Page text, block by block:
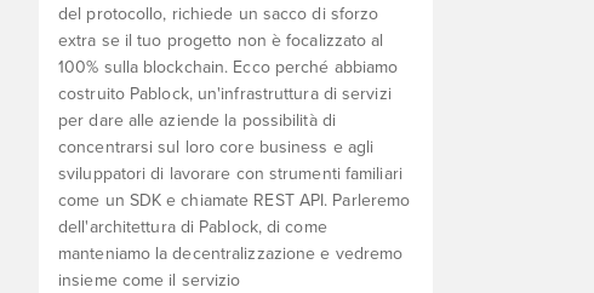
del protocollo, richiede un sacco di sforzo
extra se il tuo progetto non è focalizzato al
100% sulla blockchain. Ecco perché abbiamo
costruito Pablock, un'infrastruttura di servizi
per dare alle aziende la possibilità di
concentrarsi sul loro core business e agli
sviluppatori di lavorare con strumenti familiari
come un SDK e chiamate REST API. Parleremo
dell'architettura di Pablock, di come
manteniamo la decentralizzazione e vedremo
insieme come il servizio